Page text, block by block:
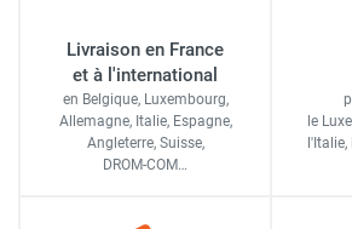
Livraison en France
et à l'international
en Belgique, Luxembourg,
Allemagne, Italie, Espagne,
Angleterre, Suisse,
DROM-COM…
le
l'Italie,